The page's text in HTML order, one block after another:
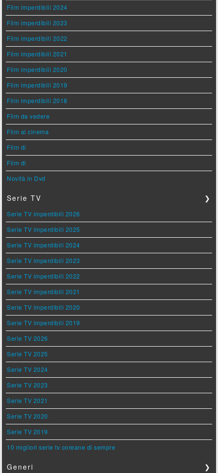
Film imperdibili 2024
Film imperdibili 2023
Film imperdibili 2022
Film imperdibili 2021
Film imperdibili 2020
Film imperdibili 2019
Film imperdibili 2018
Film da vedere
Film al cinema
Film di
Film di
Novità in Dvd
Serie TV ❯
Serie TV imperdibili 2026
Serie TV imperdibili 2025
Serie TV imperdibili 2024
Serie TV imperdibili 2023
Serie TV imperdibili 2022
Serie TV imperdibili 2021
Serie TV imperdibili 2020
Serie TV imperdibili 2019
Serie TV 2026
Serie TV 2025
Serie TV 2024
Serie TV 2023
Serie TV 2021
Serie TV 2020
Serie TV 2019
10 migliori serie tv coreane di sempre
Generi ❯